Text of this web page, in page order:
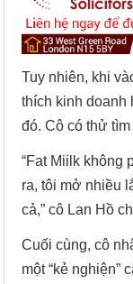
Tuy nhiên, khi
thích kinh
đó. Cô có thử
“Fat Miilk không
ra, tôi mở nhiều
cả,” cô Lan Hồ
Cuối cùng, cô
một “kẻ nghiện”